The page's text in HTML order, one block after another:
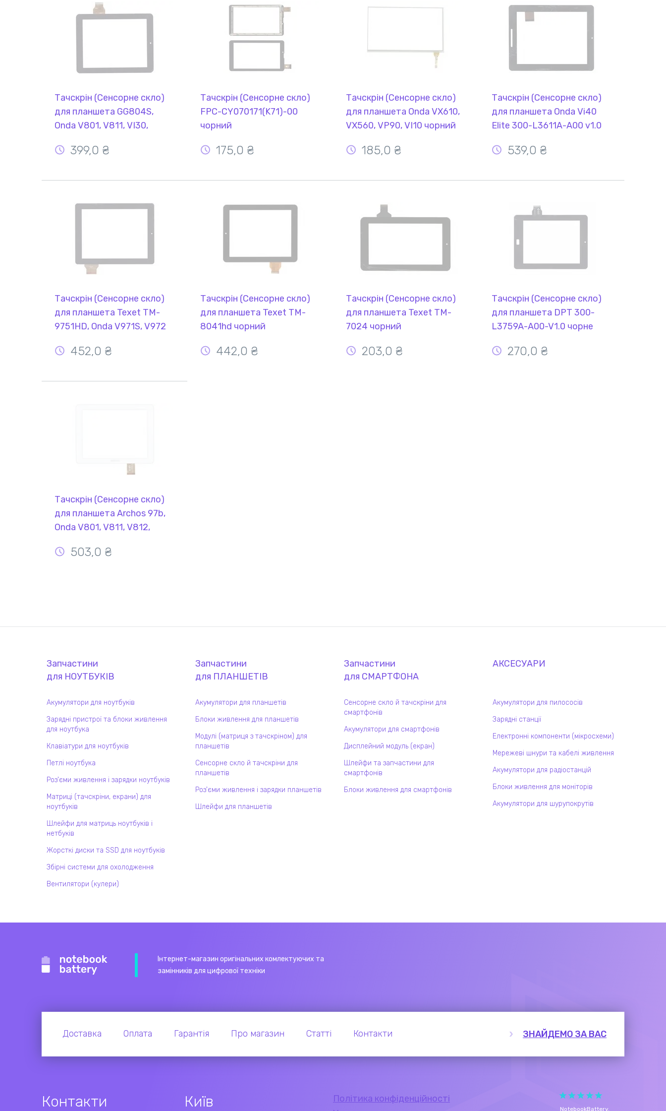
Тачскрін (Сенсорне скло)
для планшета GG804S,
Onda V801, V811, VI30,
Tm-8041hd чорний
399,0 ₴
Тачскрін (Сенсорне скло)
FPC-CY070171(K71)-00
чорний
175,0 ₴
Тачскрін (Сенсорне скло)
для планшета Onda VX610,
VX560, VP90, VI10 чорний
185,0 ₴
Тачскрін (Сенсорне скло)
для планшета Onda Vi40
Elite 300-L3611A-A00 v1.0
фото і звіряйте розміри
011367
539,0 ₴
Тачскрін (Сенсорне скло)
для планшета Texet TM-
9751HD, Onda V971S, V972
452,0 ₴
Тачскрін (Сенсорне скло)
для планшета Texet TM-
8041hd чорний
442,0 ₴
Тачскрін (Сенсорне скло)
для планшета Texet TM-
7024 чорний
203,0 ₴
Тачскрін (Сенсорне скло)
для планшета DPT 300-
L3759A-A00-V1.0 чорне
270,0 ₴
Тачскрін (Сенсорне скло)
для планшета Archos 97b,
Onda V801, V811, V812,
білий503,0 ₴
Запчастини
для НОУТБУКІВ
Акумулятори для ноутбуків
Зарядні пристрої та блоки живлення
для ноутбука
Клавіатури для ноутбуків
Петлі ноутбука
Роз'єми живлення і зарядки ноутбуків
Матриці (тачскріни, екрани) для
ноутбуків
Шлейфи для матриць ноутбуків і
нетбуків
Жорсткі диски та SSD для ноутбуків
Збірні системи для охолодження
Вентилятори (кулери)
Запчастини
для ПЛАНШЕТІВ
Акумулятори для планшетів
Блоки живлення для планшетів
Модулі (матриця з тачскріном) для
планшетів
Сенсорне скло й тачскріни для
планшетів
Роз'єми живлення і зарядки планшетів
Шлейфи для планшетів
Запчастини
для СМАРТФОНА
Сенсорне скло й тачскріни для
смартфонів
Акумулятори для смартфонів
Дисплейний модуль (екран)
Шлейфи та запчастини для
смартфонів
Блоки живлення для смартфонів
АКСЕСУАРИ
Акумулятори для пилососів
Зарядні станції
Електронні компоненти (мікросхеми)
Мережеві шнури та кабелі живлення
Акумулятори для радіостанцій
Блоки живлення для моніторів
Акумулятори для шурупокрутів
Інтернет-магазин оригінальних комлектуючих та
замінників для цифрової техніки
Доставка Оплата Гарантія Про магазин Статті Контакти ЗНАЙДЕМО ЗА ВАС
Контакти Київ
Політика конфіденційності
NotebookBattery.